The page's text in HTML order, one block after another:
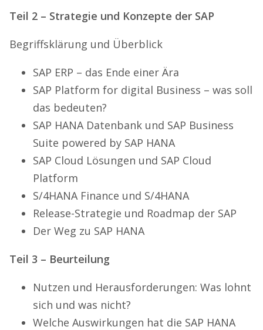
Teil 2 – Strategie und Konzepte der SAP
Begriffsklärung und Überblick
SAP ERP – das Ende einer Ära
SAP Platform for digital Business – was soll
das bedeuten?
SAP HANA Datenbank und SAP Business
Suite powered by SAP HANA
SAP Cloud Lösungen und SAP Cloud
Platform
S/4HANA Finance und S/4HANA
Release-Strategie und Roadmap der SAP
Der Weg zu SAP HANA
Teil 3 – Beurteilung
Nutzen und Herausforderungen: Was lohnt
sich und was nicht?
Welche Auswirkungen hat die SAP HANA